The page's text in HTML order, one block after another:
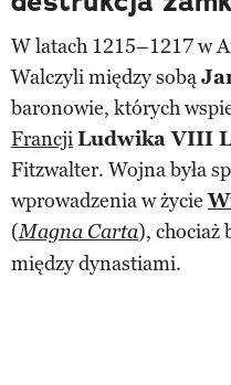
W latach 1215–1217 w
Walczyli między sobą
baronowie, których
FrancjiLudwika VIII
Fitzwalter. Wojna była
wprowadzenia w życie
(Magna Carta), chociaż
między dynastiami.